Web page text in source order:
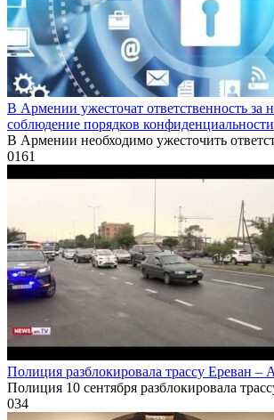
В Армении ужесточат ответственность за
соблюдение порядков конфиденциальности
В Армении необходимо ужесточить
0161
Полиция разблокировала трассу Ереван –
Полиция 10 сентября разблокировала
034